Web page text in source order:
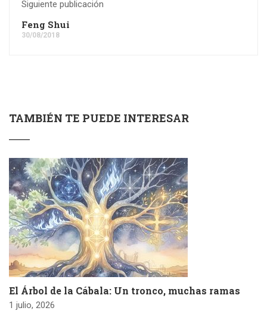
Siguiente publicación
Feng Shui
30/08/2018
TAMBIÉN TE PUEDE INTERESAR
El Árbol de la Cábala: Un tronco, muchas ramas
1 julio, 2026